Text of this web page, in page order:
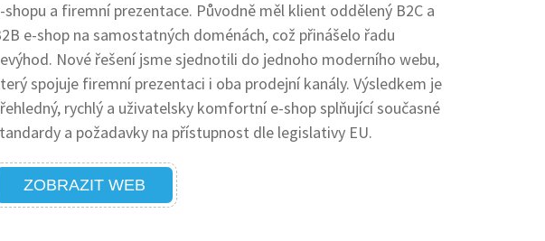
shopu a firemní prezentace. Původně měl klient oddělený B2C a
e-shop na samostatných doménách, což přinášelo řadu
Nové řešení jsme sjednotili do jednoho moderního webu,
spojuje firemní prezentaci i oba prodejní kanály. Výsledkem je
rychlý a uživatelsky komfortní e-shop splňující současné
a požadavky na přístupnost dle legislativy EU.
ZOBRAZIT WEB